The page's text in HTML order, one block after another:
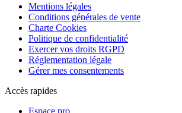
Mentions légales
Conditions générales de vente
Charte Cookies
Politique de confidentialité
Exercer vos droits RGPD
Réglementation légale
Gérer mes consentements
Accès rapides
Espace pro